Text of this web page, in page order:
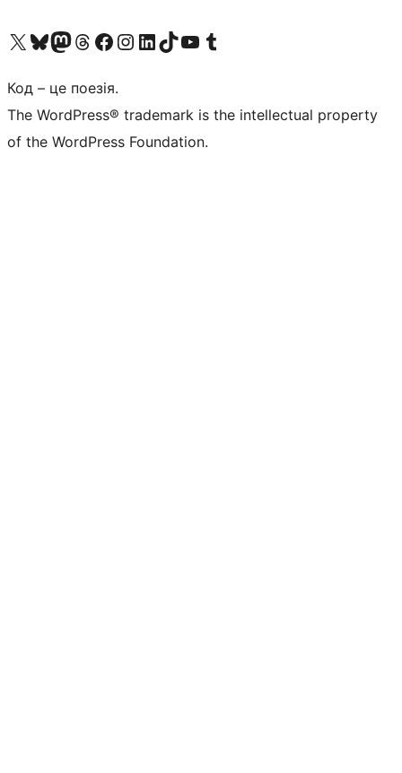
Visit our X (formerly Twitter) account
Visit our Bluesky account
Завітайте до нашої стрічки в Mastodon
Visit our Threads account
Завітайте на нашу сторінку в Facebook
Visit our Instagram account
Visit our LinkedIn account
Visit our TikTok account
Visit our YouTube channel
Visit our Tumblr account
Код – це поезія.
The WordPress® trademark is the intellectual property
of the WordPress Foundation.